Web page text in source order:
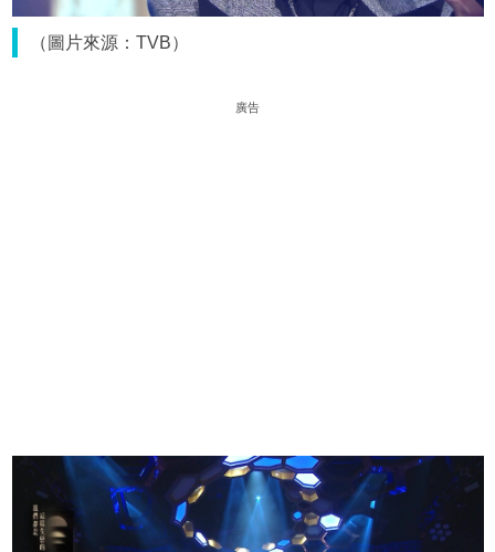
（圖片來源：TVB）
廣告